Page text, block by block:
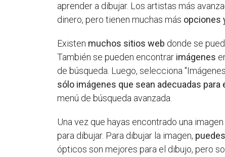
aprender a dibujar. Los artistas más
dinero, pero tienen muchas más opciones
Existen muchos sitios web donde se
También se pueden encontrar imágenes
de búsqueda. Luego, selecciona
sólo imágenes que sean adecuadas para
menú de búsqueda avanzada.
Una vez que hayas encontrado una
para dibujar. Para dibujar la imagen,
ópticos son mejores para el dibujo, pero